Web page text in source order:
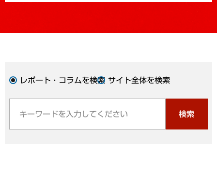
レポート・コラムを検索 サイト全体を検索
検索